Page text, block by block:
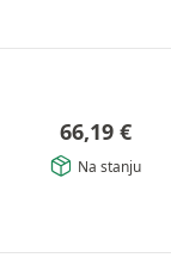
66,19 €
Na stanju